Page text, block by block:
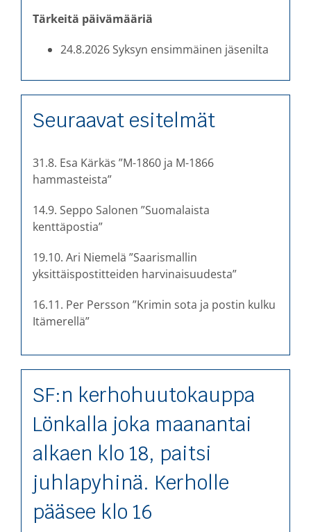
Tärkeitä päivämääriä
24.8.2026 Syksyn ensimmäinen jäsenilta
Seuraavat esitelmät
31.8. Esa Kärkäs ”M-1860 ja M-1866
hammasteista”
14.9. Seppo Salonen ”Suomalaista
kenttäpostia”
19.10. Ari Niemelä ”Saarismallin
yksittäispostitteiden harvinaisuudesta”
16.11. Per Persson ”Krimin sota ja postin kulku
Itämerellä”
SF:n kerhohuutokauppa
Lönkalla joka maanantai
alkaen klo 18, paitsi
juhlapyhinä. Kerholle
pääsee klo 16